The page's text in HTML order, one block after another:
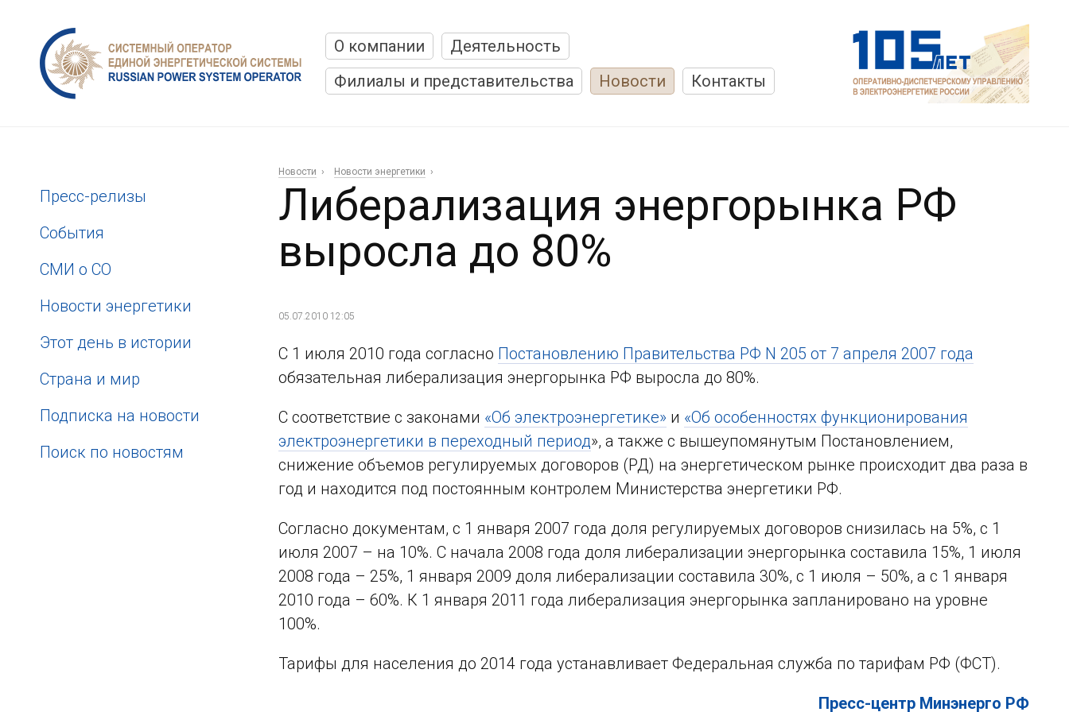
О компании
Деятельность
Филиалы и представительства
Новости Контакты
Пресс-релизы
События
СМИ о СО
Новости энергетики
Этот день в истории
Страна и мир
Подписка на новости
Поиск по новостям
Новости Новости энергетики
Либерализация энергорынка РФ
выросла до 80%
05.07.2010 12:05
С 1 июля 2010 года согласно Постановлению Правительства РФ N 205 от 7 апреля 2007 года
обязательная либерализация энергорынка РФ выросла до 80%.
С соответствие с законами «Об электроэнергетике» и «Об особенностях функционирования
электроэнергетики в переходный период», а также с вышеупомянутым Постановлением,
снижение объемов регулируемых договоров (РД) на энергетическом рынке происходит два раза в
год и находится под постоянным контролем Министерства энергетики РФ.
Согласно документам, с 1 января 2007 года доля регулируемых договоров снизилась на 5%, с 1
июля 2007 – на 10%. С начала 2008 года доля либерализации энергорынка составила 15%, 1 июля
2008 года – 25%, 1 января 2009 доля либерализации составила 30%, с 1 июля – 50%, а с 1 января
2010 года – 60%. К 1 января 2011 года либерализация энергорынка запланировано на уровне
100%.
Тарифы для населения до 2014 года устанавливает Федеральная служба по тарифам РФ (ФСТ).
Пресс-центр Минэнерго РФ